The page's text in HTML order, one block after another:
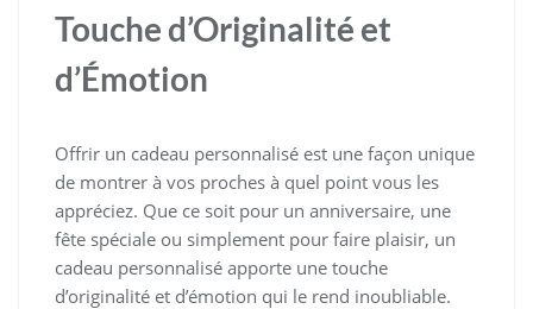
Touche d’Originalité et
d’Émotion
Offrir un cadeau personnalisé est une façon unique
de montrer à vos proches à quel point vous les
appréciez. Que ce soit pour un anniversaire, une
fête spéciale ou simplement pour faire plaisir, un
cadeau personnalisé apporte une touche
d’originalité et d’émotion qui le rend inoubliable.